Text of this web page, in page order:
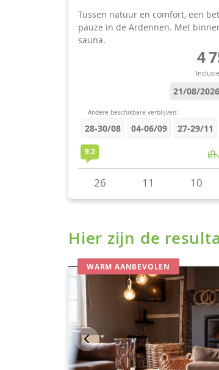
Hier zijn de